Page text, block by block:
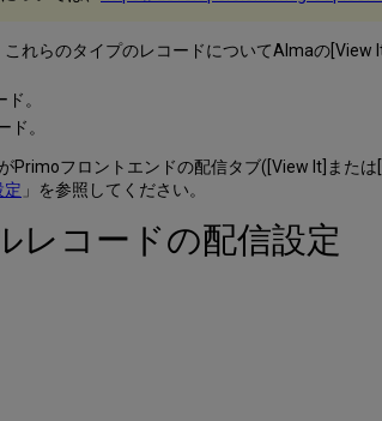
れらのタイプのレコードについてAlmaの
。
。
フロントエンドの配信タブ([View It]また
定 」を参照してください。
レコードの配信設定